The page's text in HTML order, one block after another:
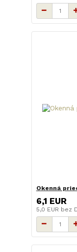
Okenná
6,1 EUR
5,0 EUR bez